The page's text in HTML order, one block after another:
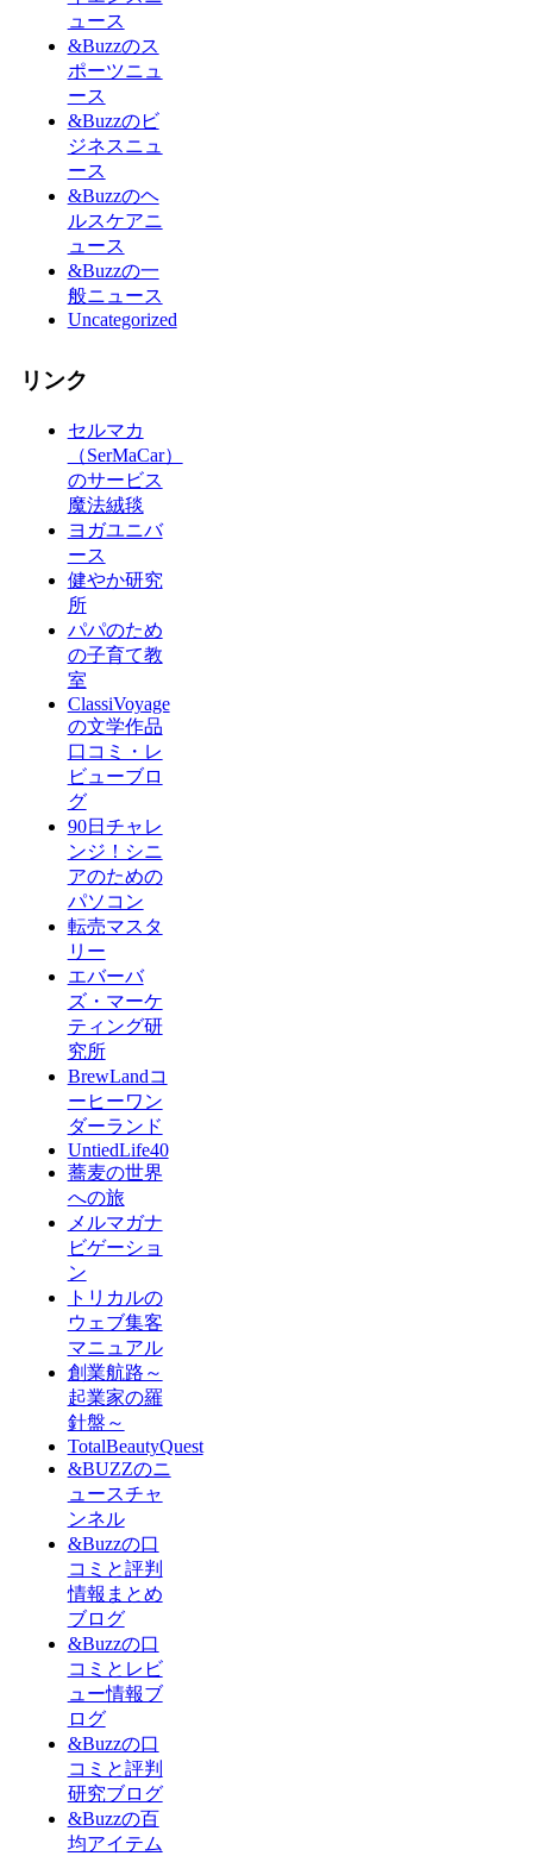
ュース
&Buzzのス
ポーツニュ
ース
&Buzzのビ
ジネスニュ
ース
&Buzzのヘ
ルスケアニ
ュース
&Buzzの一
般ニュース
Uncategorized
リンク
セルマカ
（SerMaCar）
のサービス
魔法絨毯
ヨガユニバ
ース
健やか研究
所
パパのため
の子育て教
室
ClassiVoyage
の文学作品
口コミ・レ
ビューブロ
グ
90日チャレ
ンジ！シニ
アのための
パソコン
転売マスタ
リー
エバーバ
ズ・マーケ
ティング研
究所
BrewLandコ
ーヒーワン
ダーランド
UntiedLife40
蕎麦の世界
への旅
メルマガナ
ビゲーショ
ン
トリカルの
ウェブ集客
マニュアル
創業航路～
起業家の羅
針盤～
TotalBeautyQuest
&BUZZのニ
ュースチャ
ンネル
&Buzzの口
コミと評判
情報まとめ
ブログ
&Buzzの口
コミとレビ
ュー情報ブ
ログ
&Buzzの口
コミと評判
研究ブログ
&Buzzの百
均アイテム